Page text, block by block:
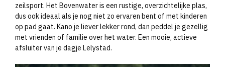
zeilsport. Het Bovenwater is een rustige, overzichtelijke plas,
dus ook ideaal als je nog niet zo ervaren bent of met kinderen
op pad gaat. Kano je liever lekker rond, dan peddel je gezellig
met vrienden of familie over het water. Een mooie, actieve
afsluiter van je dagje Lelystad.